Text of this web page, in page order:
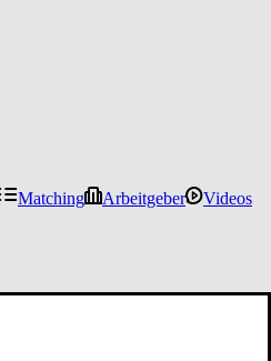
Matching Arbeitgeber
Videos